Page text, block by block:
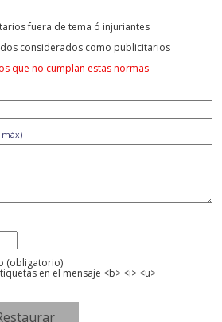
fuera de tema ó injuriantes
considerados como publicitarios
que no cumplan estas normas
máx)
(obligatorio)
en el mensaje <b> <i> <u>